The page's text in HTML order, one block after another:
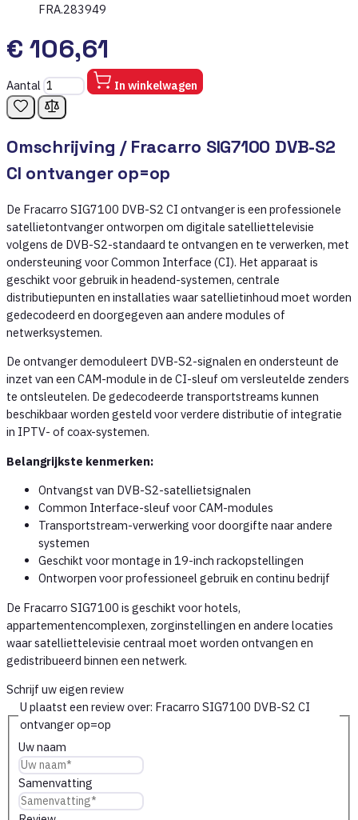
FRA.283949
€ 106,61
Aantal In winkelwagen
Omschrijving / Fracarro SIG7100 DVB-S2
CI ontvanger op=op
De Fracarro SIG7100 DVB-S2 CI ontvanger is een professionele
satellietontvanger ontworpen om digitale satelliettelevisie
volgens de DVB-S2-standaard te ontvangen en te verwerken, met
ondersteuning voor Common Interface (CI). Het apparaat is
geschikt voor gebruik in headend-systemen, centrale
distributiepunten en installaties waar satellietinhoud moet worden
gedecodeerd en doorgegeven aan andere modules of
netwerksystemen.
De ontvanger demoduleert DVB-S2-signalen en ondersteunt de
inzet van een CAM-module in de CI-sleuf om versleutelde zenders
te ontsleutelen. De gedecodeerde transportstreams kunnen
beschikbaar worden gesteld voor verdere distributie of integratie
in IPTV- of coax-systemen.
Belangrijkste kenmerken:
Ontvangst van DVB-S2-satellietsignalen
Common Interface-sleuf voor CAM-modules
Transportstream-verwerking voor doorgifte naar andere
systemen
Geschikt voor montage in 19-inch rackopstellingen
Ontworpen voor professioneel gebruik en continu bedrijf
De Fracarro SIG7100 is geschikt voor hotels,
appartementencomplexen, zorginstellingen en andere locaties
waar satelliettelevisie centraal moet worden ontvangen en
gedistribueerd binnen een netwerk.
Schrijf uw eigen review
U plaatst een review over: Fracarro SIG7100 DVB-S2 CI
ontvanger op=op
Uw naam
Samenvatting